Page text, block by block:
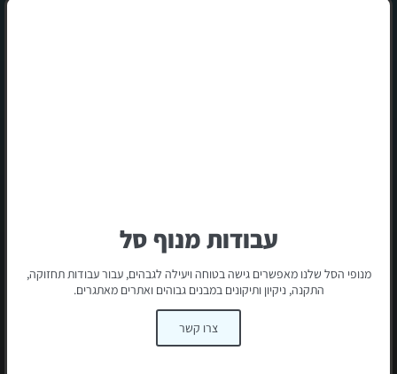
עבודות מנוף סל
מנופי הסל שלנו מאפשרים גישה בטוחה ויעילה לגבהים, עבור עבודות תחזוקה,
התקנה, ניקיון ותיקונים במבנים גבוהים ואתרים מאתגרים.
צרו קשר